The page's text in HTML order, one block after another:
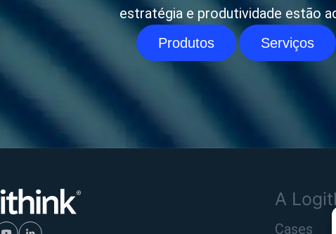
estratégia e produtividade estão
Produtos Serviços
A
Cases